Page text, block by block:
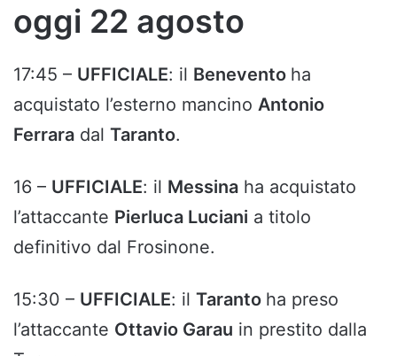
oggi 22 agosto
17:45 – UFFICIALE: il Benevento ha
acquistato l’esterno mancino Antonio
Ferrara dal Taranto.
16 – UFFICIALE: il Messina ha acquistato
l’attaccante Pierluca Luciani a titolo
definitivo dal Frosinone.
15:30 – UFFICIALE: il Taranto ha preso
l’attaccante Ottavio Garau in prestito dalla